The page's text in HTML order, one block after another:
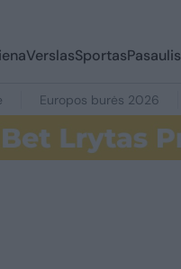
VerslasSportasPasaulis
Europos burės 2026